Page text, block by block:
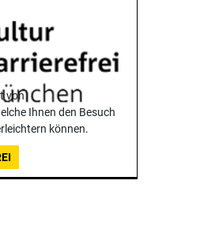
von
Ihnen den Besuch
können.